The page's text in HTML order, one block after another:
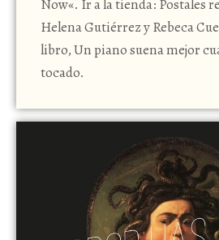
Now«. Ir a la tienda: Postales
Helena Gutiérrez y Rebeca
libro, Un piano suena mejor
tocado.